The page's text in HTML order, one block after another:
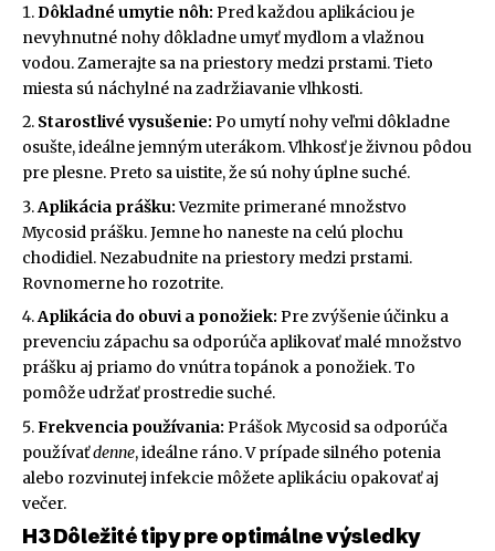
Dôkladné umytie nôh: Pred každou aplikáciou je
nevyhnutné nohy dôkladne umyť mydlom a vlažnou
vodou. Zamerajte sa na priestory medzi prstami. Tieto
miesta sú náchylné na zadržiavanie vlhkosti.
Starostlivé vysušenie: Po umytí nohy veľmi dôkladne
osušte, ideálne jemným uterákom. Vlhkosť je živnou pôdou
pre plesne. Preto sa uistite, že sú nohy úplne suché.
Aplikácia prášku:Vezmite primerané množstvo
Mycosid prášku. Jemne ho naneste na celú plochu
chodidiel. Nezabudnite na priestory medzi prstami.
Rovnomerne ho rozotrite.
Aplikácia do obuvi a ponožiek: Pre zvýšenie účinku a
prevenciu zápachu sa odporúča aplikovať malé množstvo
prášku aj priamo do vnútra topánok a ponožiek. To
pomôže udržať prostredie suché.
Frekvencia používania: Prášok Mycosid sa odporúča
používaťdenne, ideálne ráno. V prípade silného potenia
alebo rozvinutej infekcie môžete aplikáciu opakovať aj
večer.
H3 Dôležité tipy pre optimálne výsledky